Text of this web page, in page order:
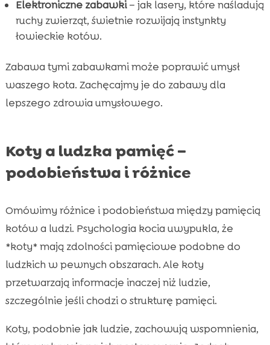
Elektroniczne zabawki– jak lasery, które naśladują
ruchy zwierząt, świetnie rozwijają instynkty
łowieckie kotów.
Zabawa tymi zabawkami może poprawić umysł
waszego kota. Zachęcajmy je do zabawy dla
lepszego zdrowia umysłowego.
Koty a ludzka pamięć –
podobieństwa i różnice
Omówimy różnice i podobieństwa między pamięcią
kotów a ludzi. Psychologia kocia uwypukla, że
*koty* mają zdolności pamięciowe podobne do
ludzkich w pewnych obszarach. Ale koty
przetwarzają informacje inaczej niż ludzie,
szczególnie jeśli chodzi o strukturę pamięci.
Koty, podobnie jak ludzie, zachowują wspomnienia,